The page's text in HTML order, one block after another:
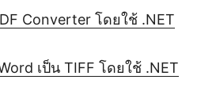
Converter โดยใช้ .NET
เป็น TIFF โดยใช้ .NET